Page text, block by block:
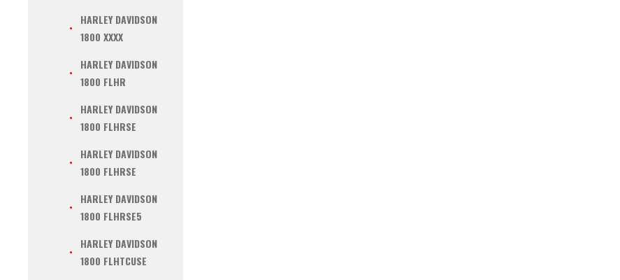
HARLEY DAVIDSON
1800 XXXX
HARLEY DAVIDSON
1800 FLHR
HARLEY DAVIDSON
1800 FLHRSE
HARLEY DAVIDSON
1800 FLHRSE
HARLEY DAVIDSON
1800 FLHRSE5
HARLEY DAVIDSON
1800 FLHTCUSE